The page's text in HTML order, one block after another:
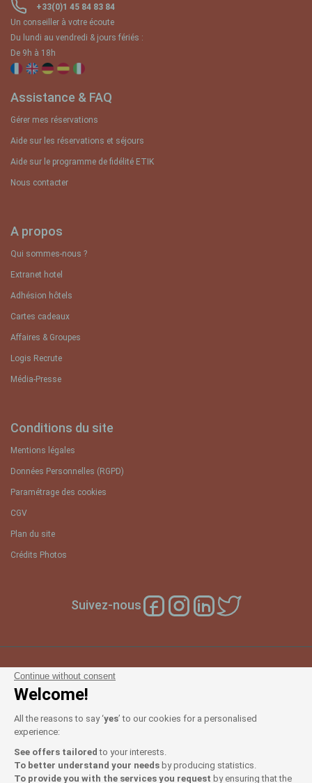
Continue without consent
Welcome!
All the reasons to say ‘yes’ to our cookies for a personalised
experience:
See offers tailored to your interests.
To better understand your needs by producing statistics.
To provide you with the services you request by ensuring that the
+33(0)1 45 84 83 84
Un conseiller à votre écoute
Du lundi au vendredi & jours fériés :
De 9h à 18h
Assistance & FAQ
Gérer mes réservations
Aide sur les réservations et séjours
Aide sur le programme de fidélité ETIK
Nous contacter
A propos
Qui sommes-nous ?
Extranet hotel
Adhésion hôtels
Cartes cadeaux
Affaires & Groupes
Logis Recrute
Média-Presse
Conditions du site
Mentions légales
Données Personnelles (RGPD)
Paramétrage des cookies
CGV
Plan du site
Crédits Photos
Suivez-nous
Notre sélection d'hotels France
et en Europe
Top Pays
Top Régions